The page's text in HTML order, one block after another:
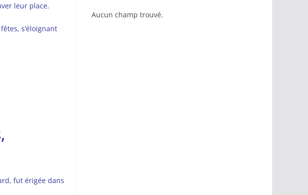
leur place.
s’éloignant
fut érigée dans
Aucun champ trouvé.